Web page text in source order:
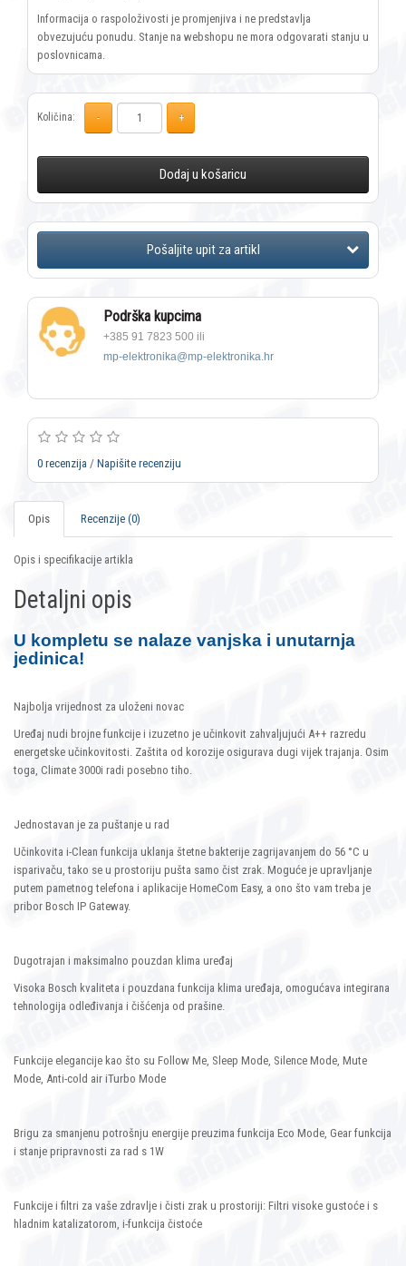
Informacija o raspoloživosti je promjenjiva i ne predstavlja
obvezujuću ponudu. Stanje na webshopu ne mora odgovarati stanju u
poslovnicama.
Količina:
Dodaj u košaricu
Podrška kupcima
+385 91 7823 500 ili
mp-elektronika@mp-elektronika.hr
0 recenzija / Napišite recenziju
Opis Recenzije (0)
Opis i specifikacije artikla
Detaljni opis
U kompletu se nalaze vanjska i unutarnja
jedinica!
Najbolja vrijednost za uloženi novac
Uređaj nudi brojne funkcije i izuzetno je učinkovit zahvaljujući A++ razredu
energetske učinkovitosti. Zaštita od korozije osigurava dugi vijek trajanja. Osim
toga, Climate 3000i radi posebno tiho.
Jednostavan je za puštanje u rad
Učinkovita i-Clean funkcija uklanja štetne bakterije zagrijavanjem do 56 °C u
isparivaču, tako se u prostoriju pušta samo čist zrak. Moguće je upravljanje
putem pametnog telefona i aplikacije HomeCom Easy, a ono što vam treba je
pribor Bosch IP Gateway.
Dugotrajan i maksimalno pouzdan klima uređaj
Visoka Bosch kvaliteta i pouzdana funkcija klima uređaja, omogućava integirana
tehnologija odleđivanja i čišćenja od prašine.
Funkcije elegancije kao što su Follow Me, Sleep Mode, Silence Mode, Mute
Mode, Anti-cold air iTurbo Mode
Brigu za smanjenu potrošnju energije preuzima funkcija Eco Mode, Gear funkcija
i stanje pripravnosti za rad s 1W
Funkcije i filtri za vaše zdravlje i čisti zrak u prostoriji: Filtri visoke gustoće i s
hladnim katalizatorom, i-funkcija čistoće